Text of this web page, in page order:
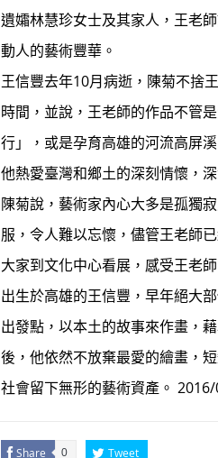
里長一齊
遺孀林慧珍女士及其家人，王老
動人的藝術豐華。
王信豐去年10月病逝，陳菊不捨
時間，並說，王老師的作品不管
行」，或是孕育高雄的河流高屏
他熱愛臺灣和鄉土的深刻情懷，
陳菊說，藝術家內心大多是孤獨
服，令人難以忘懷，儘管王老師
大家到文化中心看展，感受王老
出生於高雄的王信豐，早年絕大
出發點，以本土的故事來作畫，
後，他依然不放棄最愛的繪畫，
社會留下無形的藝術資產。
Share 0 Tweet